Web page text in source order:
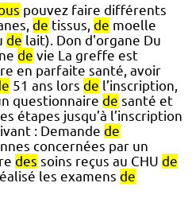
pouvez faire différents
de tissus, de moelle
de lait). Don d'organe Du
de vie La greffe est
en parfaite santé, avoir
51 ans lors de l’inscription,
questionnaire de santé et
étapes jusqu’à l’inscription
: Demande de
concernées par un
des soins reçus au CHU de
les examens de